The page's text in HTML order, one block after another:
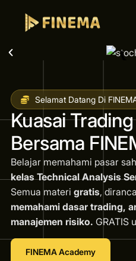
Selamat Datang Di
Kuasai
Bersama
Belajar memahami pasar
kelas Technical Analysis
Semua materi gratis,
memahami dasar trading,
manajemen risiko. GRATIS
FINEMA Academy